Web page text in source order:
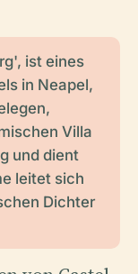
ist eines
in Neapel,
Villa
und dient
leitet sich
Dichter